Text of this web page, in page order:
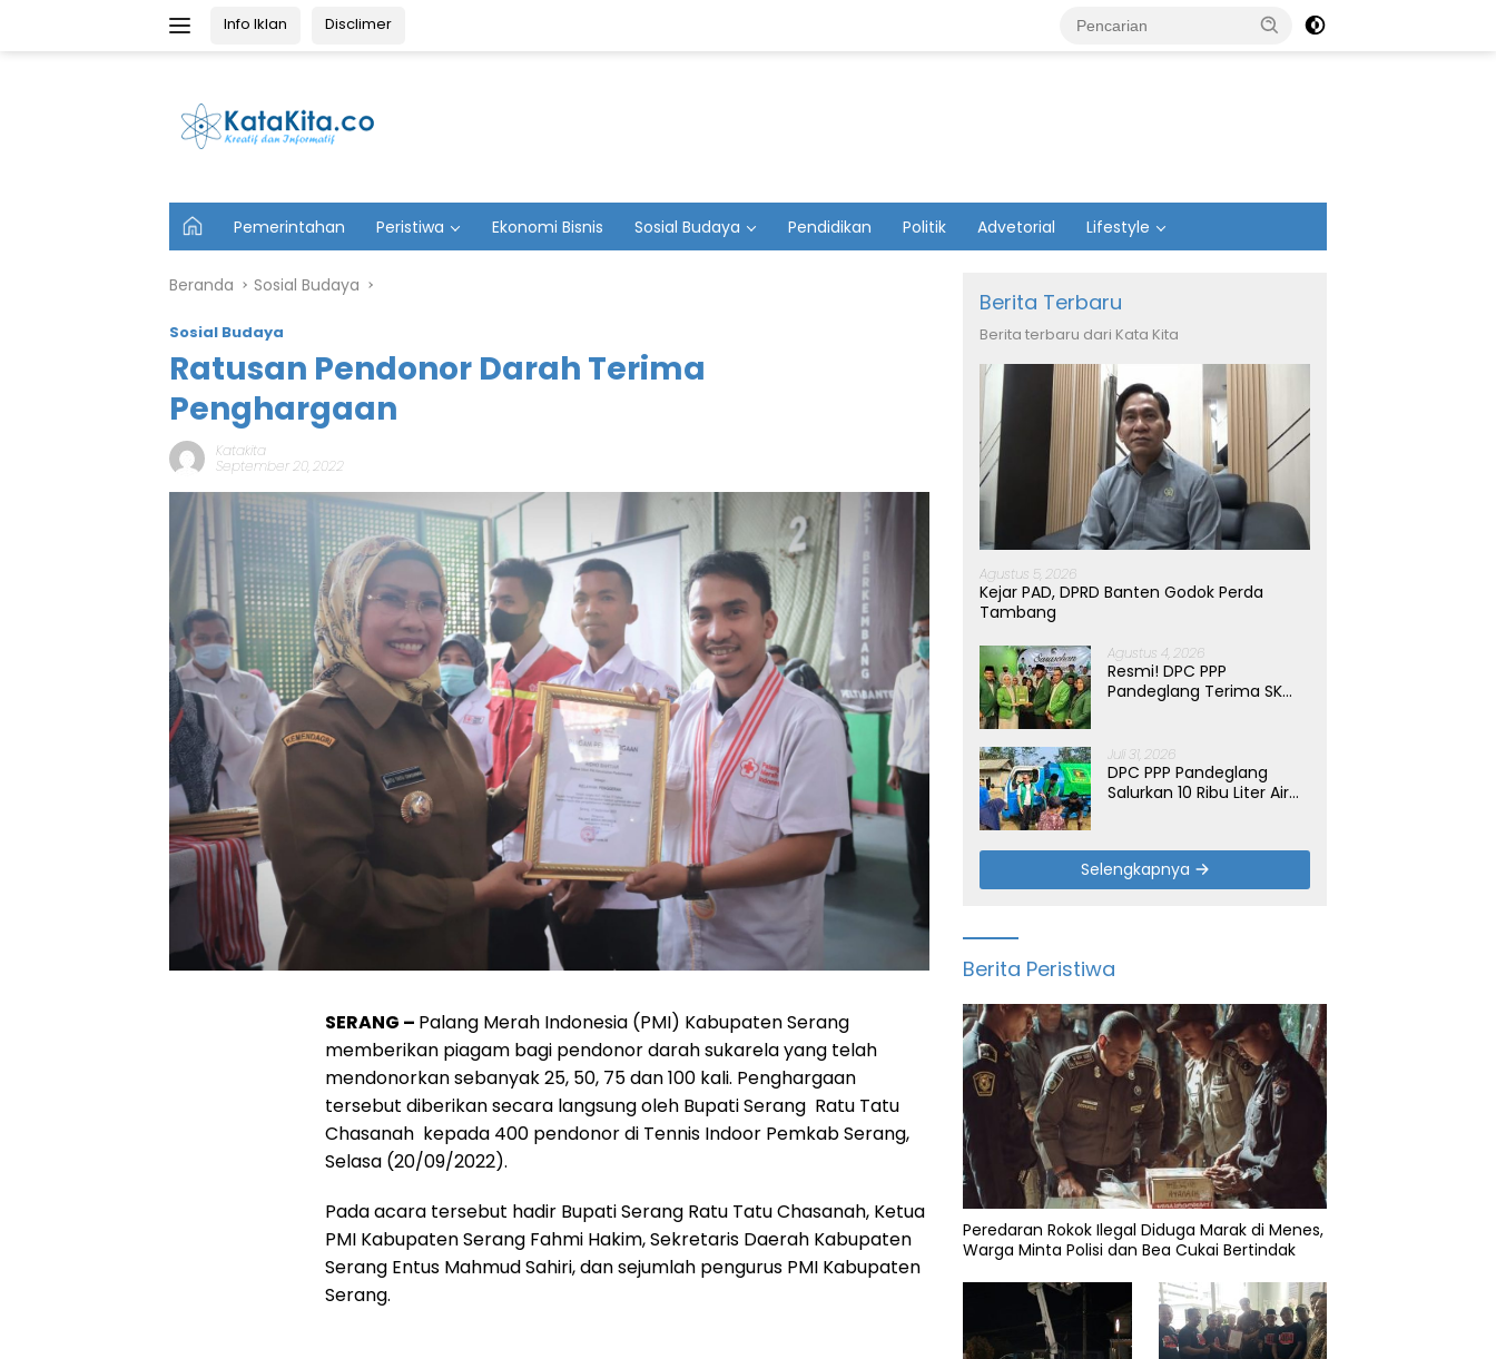
Info Iklan Disclimer
U
t
m
Pemerintahan Peristiwa Ekonomi Bisnis Sosial Budaya Pendidikan Politik Advetorial Lifestyle
Beranda Sosial Budaya
Sosial Budaya
Ratusan Pendonor Darah Terima
Penghargaan
Katakita
September 20, 2022
SERANG – Palang Merah Indonesia (PMI) Kabupaten Serang
memberikan piagam bagi pendonor darah sukarela yang telah
mendonorkan sebanyak 25, 50, 75 dan 100 kali. Penghargaan
tersebut diberikan secara langsung oleh Bupati Serang Ratu Tatu
Chasanah kepada 400 pendonor di Tennis Indoor Pemkab Serang,
Selasa (20/09/2022).
Pada acara tersebut hadir Bupati Serang Ratu Tatu Chasanah, Ketua
PMI Kabupaten Serang Fahmi Hakim, Sekretaris Daerah Kabupaten
Serang Entus Mahmud Sahiri, dan sejumlah pengurus PMI Kabupaten
Serang.
Berita Terbaru
Berita terbaru dari Kata Kita
Agustus 5, 2026
Kejar PAD, DPRD Banten Godok Perda
Tambang
Agustus 4, 2026
Resmi! DPC PPP
Pandeglang Terima SK
Juli 31, 2026
DPC PPP Pandeglang
Salurkan 10 Ribu Liter Air
Patia
Selengkapnya
Berita Peristiwa
Peredaran Rokok Ilegal Diduga Marak di Menes,
Warga Minta Polisi dan Bea Cukai Bertindak